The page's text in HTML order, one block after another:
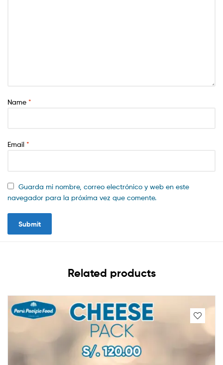
Name *
Email *
Guarda mi nombre, correo electrónico y web en este
navegador para la próxima vez que comente.
Related products